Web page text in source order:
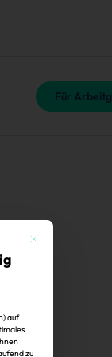
Für
Mit diesem Button
auf
zu